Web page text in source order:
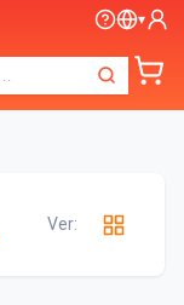
▾
Ver: